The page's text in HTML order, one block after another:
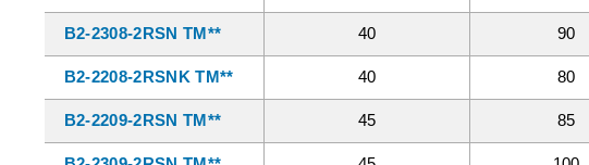
B2-2308-2RSN TM** 40 90
B2-2208-2RSNK TM** 40 80
B2-2209-2RSN TM** 45 85